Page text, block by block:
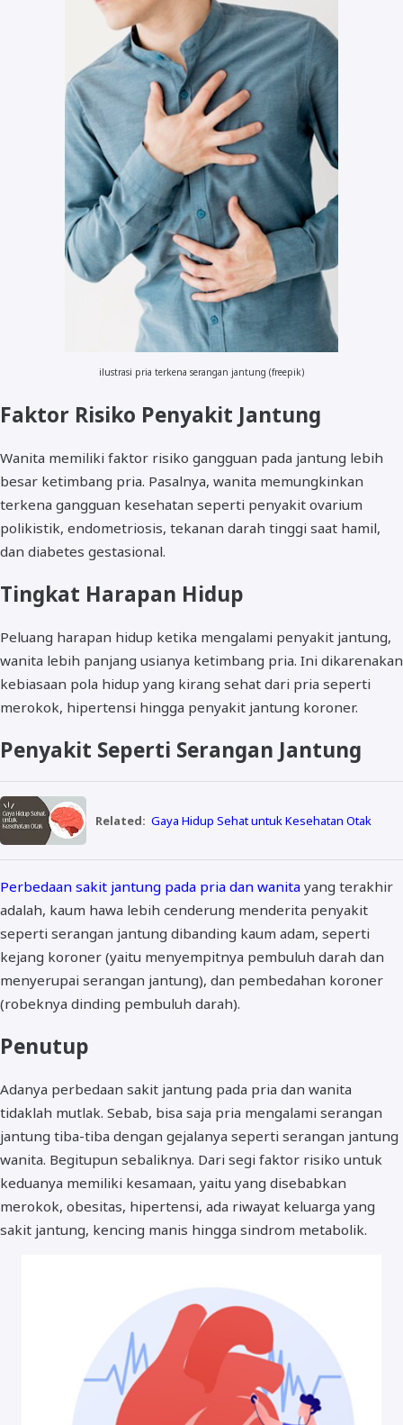
ilustrasi pria terkena serangan jantung (freepik)
Faktor Risiko Penyakit Jantung
Wanita memiliki faktor risiko gangguan pada jantung lebih
besar ketimbang pria. Pasalnya, wanita memungkinkan
terkena gangguan kesehatan seperti penyakit ovarium
polikistik, endometriosis, tekanan darah tinggi saat hamil,
dan diabetes gestasional.
Tingkat Harapan Hidup
Peluang harapan hidup ketika mengalami penyakit jantung,
wanita lebih panjang usianya ketimbang pria. Ini dikarenakan
kebiasaan pola hidup yang kirang sehat dari pria seperti
merokok, hipertensi hingga penyakit jantung koroner.
Penyakit Seperti Serangan Jantung
Related: Gaya Hidup Sehat untuk Kesehatan Otak
Perbedaan sakit jantung pada pria dan wanita yang terakhir
adalah, kaum hawa lebih cenderung menderita penyakit
seperti serangan jantung dibanding kaum adam, seperti
kejang koroner (yaitu menyempitnya pembuluh darah dan
menyerupai serangan jantung), dan pembedahan koroner
(robeknya dinding pembuluh darah).
Penutup
Adanya perbedaan sakit jantung pada pria dan wanita
tidaklah mutlak. Sebab, bisa saja pria mengalami serangan
jantung tiba-tiba dengan gejalanya seperti serangan jantung
wanita. Begitupun sebaliknya. Dari segi faktor risiko untuk
keduanya memiliki kesamaan, yaitu yang disebabkan
merokok, obesitas, hipertensi, ada riwayat keluarga yang
sakit jantung, kencing manis hingga sindrom metabolik.